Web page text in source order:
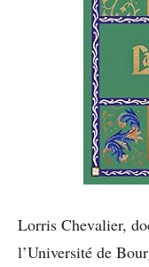
Lorris Chevalier,
l’Université de